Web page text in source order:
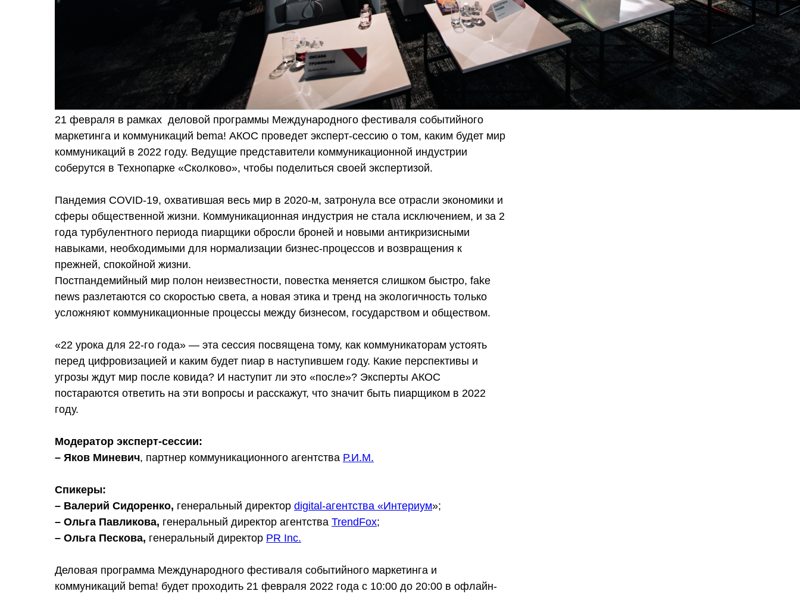
21 февраля в рамках деловой программы Международного фестиваля событийного
маркетинга и коммуникаций bema! АКОС проведет эксперт-сессию о том, каким будет мир
коммуникаций в 2022 году. Ведущие представители коммуникационной индустрии
соберутся в Технопарке «Сколково», чтобы поделиться своей экспертизой.
Пандемия COVID-19, охватившая весь мир в 2020-м, затронула все отрасли экономики и
сферы общественной жизни. Коммуникационная индустрия не стала исключением, и за 2
года турбулентного периода пиарщики обросли броней и новыми антикризисными
навыками, необходимыми для нормализации бизнес-процессов и возвращения к
прежней, спокойной жизни.
Постпандемийный мир полон неизвестности, повестка меняется слишком быстро, fake
news разлетаются со скоростью света, а новая этика и тренд на экологичность только
усложняют коммуникационные процессы между бизнесом, государством и обществом.
«22 урока для 22-го года» — эта сессия посвящена тому, как коммуникаторам устоять
перед цифровизацией и каким будет пиар в наступившем году. Какие перспективы и
угрозы ждут мир после ковида? И наступит ли это «после»? Эксперты АКОС
постараются ответить на эти вопросы и расскажут, что значит быть пиарщиком в 2022
году.
Модератор эксперт-сессии:
– Яков Миневич, партнер коммуникационного агентства Р.И.М.
Спикеры:
– Валерий Сидоренко, генеральный директор digital-агентства «Интериум»;
– Ольга Павликова, генеральный директор агентства TrendFox;
– Ольга Пескова, генеральный директор PR Inc.
Деловая программа Международного фестиваля событийного маркетинга и
коммуникаций bema! будет проходить 21 февраля 2022 года с 10:00 до 20:00 в офлайн-